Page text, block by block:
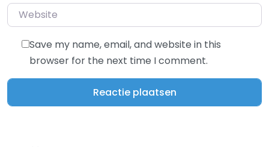
Save my name, email, and website in this
browser for the next time I comment.